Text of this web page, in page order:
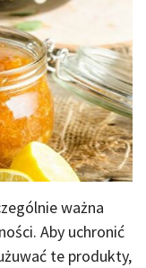
ważna
Aby uchronić
te produkty,